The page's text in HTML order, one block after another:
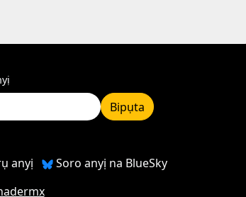
Bipụta
anyị
Soro anyị na BlueSky